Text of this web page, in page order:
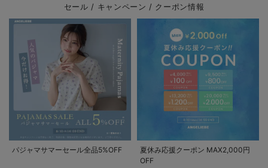
セール / キャンペーン / クーポン情報
パジャマサマーセール全品5%OFF
夏休み応援クーポン MAX2,000円
OFF